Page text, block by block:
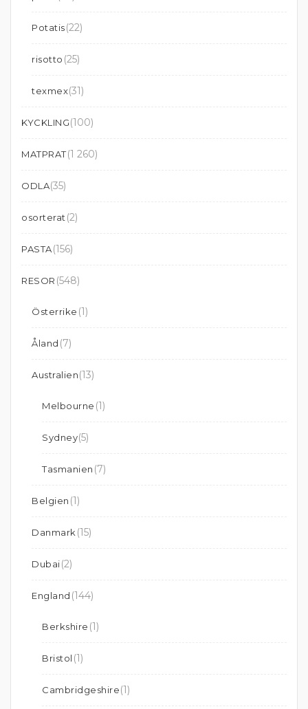
Potatis(22)
risotto (25)
texmex(31)
KYCKLING(100)
MATPRAT(1 260)
ODLA(35)
osorterat (2)
PASTA(156)
RESOR (548)
Österrike (1)
Åland (7)
Australien(13)
Melbourne (1)
Sydney(5)
Tasmanien (7)
Belgien (1)
Danmark (15)
Dubai(2)
England (144)
Berkshire (1)
Bristol (1)
Cambridgeshire(1)